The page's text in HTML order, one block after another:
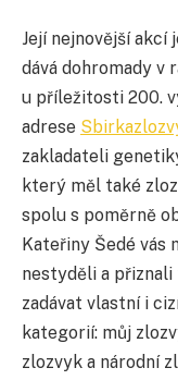
Její nejnovější
dává dohromady v
u příležitosti 200.
adrese
zakladateli
který měl také
spolu s poměrně
Kateřiny Šedé vás
nestyděli a
zadávat vlastní i
kategorií: můj
zlozvyk a národní